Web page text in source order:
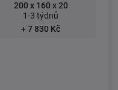
200 x 160 x 20
1-3 týdnů
+ 7 830 Kč